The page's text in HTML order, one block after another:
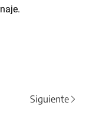
Siguiente